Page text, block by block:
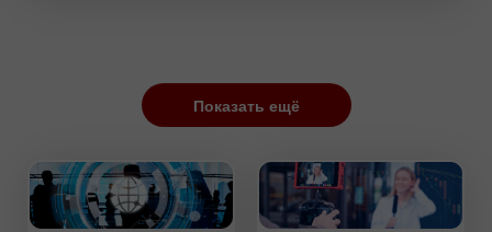
Показать ещё